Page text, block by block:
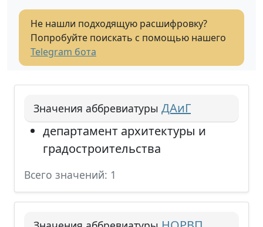
Не нашли подходящую расшифровку?
Попробуйте поискать с помощью нашего
Telegram бота
Значения аббревиатуры ДАиГ
департамент архитектуры и
градостроительства
Всего значений: 1